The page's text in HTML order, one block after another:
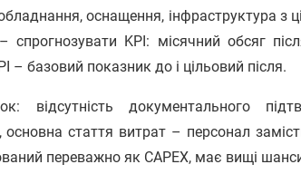
оснащення, інфраструктура з
KPI: місячний обсяг
– базовий показник до і цільовий після.
відсутність документального
стаття витрат – персонал
переважно як CAPEX, має вищі шанси